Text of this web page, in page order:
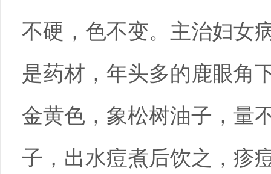
不硬，色不变。主治妇女
是药材，年头多的鹿眼角
金黄色，象松树油子，量
子，出水痘煮后饮之，疹